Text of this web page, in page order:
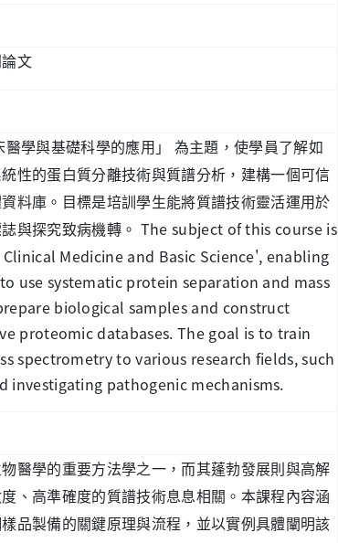
文
醫學與基礎科學的應用」
為主題，使學員了解如
性的蛋白質分離技術與質譜分析，建構一個可信
料庫。目標是培訓學生能將質譜技術靈活運用於
與探究致病機轉。 The subject of this course is
Medicine and Basic Science', enabling
use systematic protein separation and mass
biological samples and construct
proteomic databases. The goal is to train
spectrometry to various research fields, such
investigating pathogenic mechanisms.
醫學的重要方法學之一，而其蓬勃發展則與高解
、高準確度的質譜技術息息相關。本課程內容涵
品製備的關鍵原理與流程，並以實例具體闡明該